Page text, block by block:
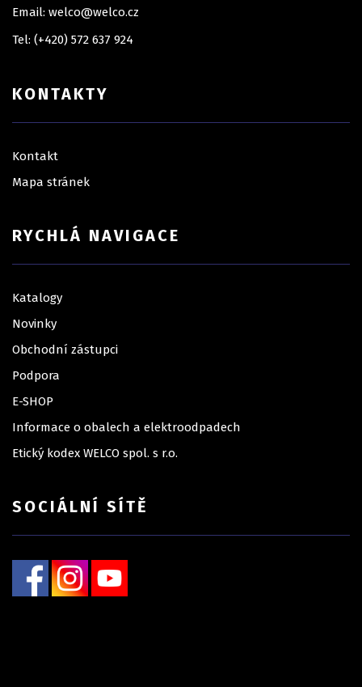
Email: welco@welco.cz
Tel: (+420) 572 637 924
KONTAKTY
Kontakt
Mapa stránek
RYCHLÁ NAVIGACE
Katalogy
Novinky
Obchodní zástupci
Podpora
E-SHOP
Informace o obalech a elektroodpadech
Etický kodex WELCO spol. s r.o.
SOCIÁLNÍ SÍTĚ